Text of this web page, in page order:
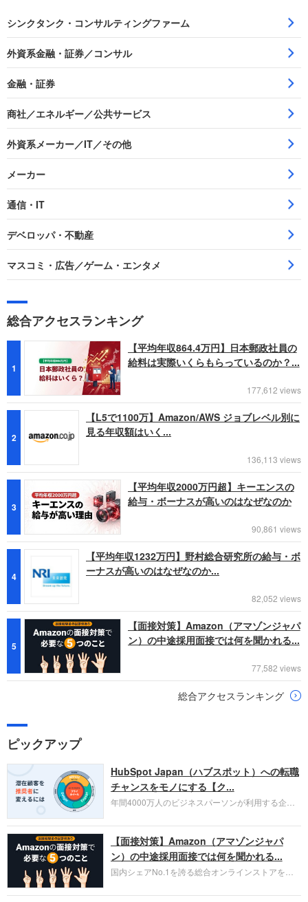
シンクタンク・コンサルティングファーム
外資系金融・証券／コンサル
金融・証券
商社／エネルギー／公共サービス
外資系メーカー／IT／その他
メーカー
通信・IT
デベロッパ・不動産
マスコミ・広告／ゲーム・エンタメ
総合アクセスランキング
1
【平均年収864.4万円】日本郵政社員の
給料は実際いくらもらっているのか？...
177,612 views
2
【L5で1100万】Amazon/AWS ジョブレベル別に
見る年収額はいく...
136,113 views
3
【平均年収2000万円超】キーエンスの
給与・ボーナスが高いのはなぜなのか
90,861 views
4
【平均年収1232万円】野村総合研究所の給与・ボ
ーナスが高いのはなぜなのか...
82,052 views
5
【面接対策】Amazon（アマゾンジャパ
ン）の中途採用面接では何を聞かれる...
77,582 views
総合アクセスランキング
ピックアップ
HubSpot Japan（ハブスポット）への転職
チャンスをモノにする【ク...
年間4000万人のビジネスパーソンが利用する企業
お勧めするイチオシ企業をご紹介します。今回はク
ラウド型CRMプラットフォームを提供する
HubSpot Japan（ハブスポット・ジャパン）株式会
社です。採用面接対策の企業研究にご活用くださ
い。
【面接対策】Amazon（アマゾンジャパ
ン）の中途採用面接では何を聞かれる...
国内シェアNo.1を誇る総合オンラインストアを運
圧倒的な存在感を持つAmazon。中途採用面接では